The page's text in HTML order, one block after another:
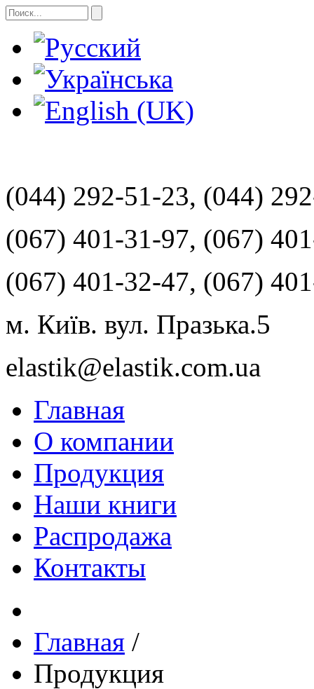
(044) 292-51-23, (044)
(067) 401-31-97, (067)
(067) 401-32-47, (067)
м. Київ. вул. Празька.5
elastik@elastik.com.ua
Главная
О компании
Продукция
Наши книги
Распродажа
Контакты
Главная /
Продукция